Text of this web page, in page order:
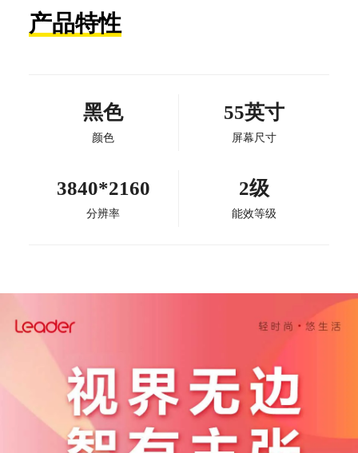
产品特性
黑色
颜色
55英寸
屏幕尺寸
3840*2160
分辨率
2级
能效等级